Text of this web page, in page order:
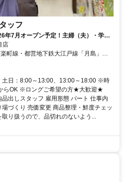
ッフ
年7月オープン予定！主婦（夫）・学
店
町線・都営地下鉄大江戸線「月島」駅
土日：8:00～13:00、13:00～18:00 ※時
らOK ※ロングご希望の方★大歓迎★
出しスタッフ 雇用形態 パート 仕事内
づくり 売価変更 商品整理・鮮度チェッ
り扱うので、品切れのないよう...